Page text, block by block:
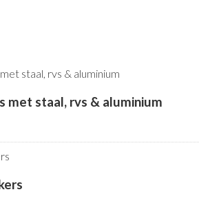
met staal, rvs & aluminium